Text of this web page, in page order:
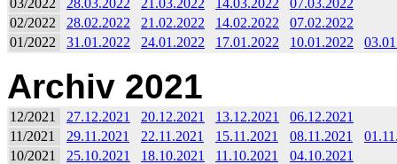
03/2022 28.03.2022 21.03.2022 14.03.2022
07.03.2022
02/2022
28.02.2022 21.02.2022 14.02.2022
07.02.2022
01/2022
31.01.2022 24.01.2022 17.01.2022 10.01.2022
Archiv 2021
12/2021 27.12.2021 20.12.2021 13.12.2021
06.12.2021
11/2021
29.11.2021 22.11.2021 15.11.2021 08.11.2021
10/2021
25.10.2021 18.10.2021 11.10.2021
04.10.2021